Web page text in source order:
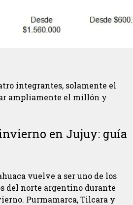
integrantes, solamente el
ampliamente el millón y
en Jujuy: guía
vuelve a ser uno de los
del norte argentino durante
Purmamarca, Tilcara y